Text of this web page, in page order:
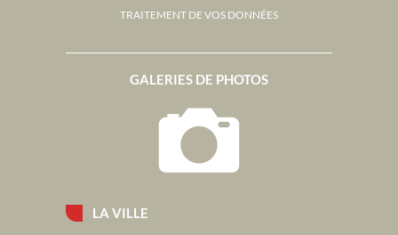
LA VILLE
GALERIES DE PHOTOS
TRAITEMENT DE VOS DONNÉES